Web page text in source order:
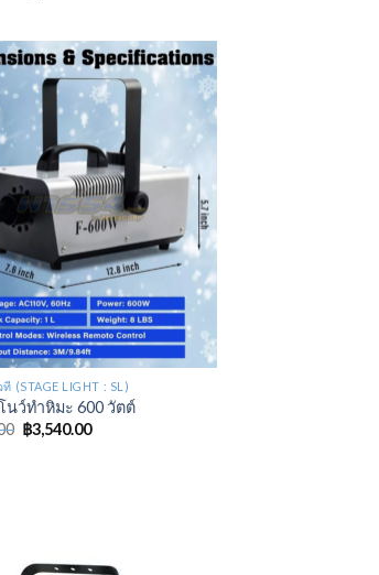
(STAGE LIGHT : SL)
นว์ทำหิมะ 600 วัตต์
฿3,540.00